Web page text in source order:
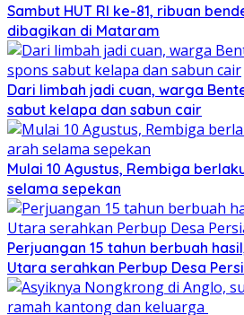
Sambut HUT RI ke-81, ribuan
dibagikan di Mataram
Dari limbah jadi cuan, warga
sabut kelapa dan sabun cair
Mulai 10 Agustus, Rembiga
selama sepekan
Perjuangan 15 tahun berbuah
Utara serahkan Perbup Desa